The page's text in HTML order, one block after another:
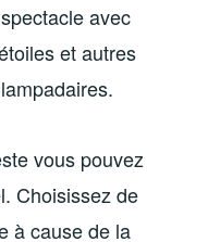
avec
et autres
vous pouvez
Choisissez de
à cause de la